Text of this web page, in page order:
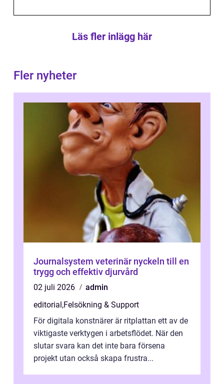
Läs fler inlägg här
Fler nyheter
Journalsystem veterinär nyckeln till en
trygg och effektiv djurvård
02 juli 2026
admin
editorial ,Felsökning & Support
För digitala konstnärer är ritplattan ett av de
viktigaste verktygen i arbetsflödet. När den
slutar svara kan det inte bara försena
projekt utan också skapa frustra...